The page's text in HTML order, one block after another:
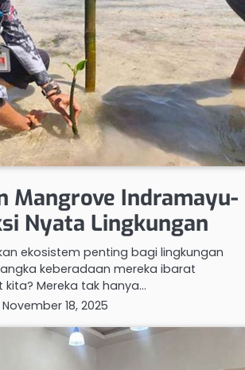
Mangrove Indramayu-
Nyata Lingkungan
ekosistem penting bagi lingkungan
keberadaan mereka ibarat
Mereka tak hanya…
November 18, 2025